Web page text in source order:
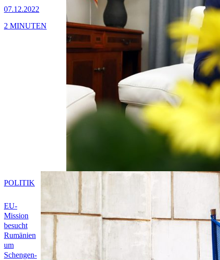
07.12.2022
2 MINUTEN
EU-
Mission
besucht
Rumänien
um
Schengen-
POLITIK